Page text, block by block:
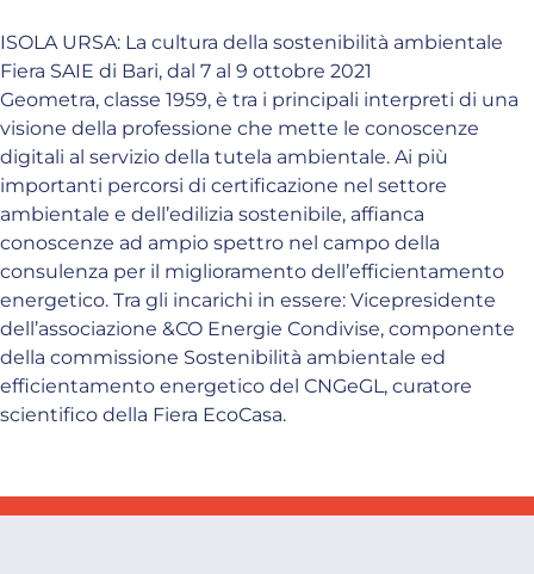
ISOLA URSA: La cultura della sostenibilità ambientale
Fiera SAIE di Bari, dal 7 al 9 ottobre 2021
Geometra, classe 1959, è tra i principali interpreti di una
visione della professione che mette le conoscenze
digitali al servizio della tutela ambientale. Ai più
importanti percorsi di certificazione nel settore
ambientale e dell’edilizia sostenibile, affianca
conoscenze ad ampio spettro nel campo della
consulenza per il miglioramento dell’efficientamento
energetico. Tra gli incarichi in essere: Vicepresidente
dell’associazione &CO Energie Condivise, componente
della commissione Sostenibilità ambientale ed
efficientamento energetico del CNGeGL, curatore
scientifico della Fiera EcoCasa.